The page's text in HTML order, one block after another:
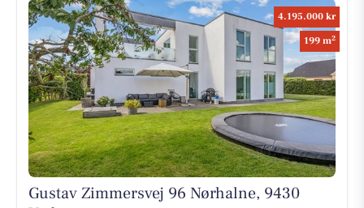
4.195.000 kr
199 m2
Gustav Zimmersvej 96 Nørhalne, 9430